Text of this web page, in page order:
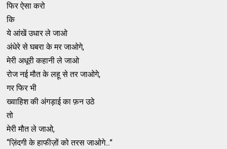
फिर ऐसा करो
कि
ये आंखें उधार ले जाओ
अंधेरे से घबरा के मर जाओगे,
मेरी अधूरी कहानी ले जाओ
रोज नई मौत के लहू से तर जाओगे,
गर फिर भी
ख्वाहिश की अंगड़ाई का फ़न उठे
तो
मेरी मौत ले जाओ,
“ज़िंदगी के हाफीज़ों को तरस जाओगे...”